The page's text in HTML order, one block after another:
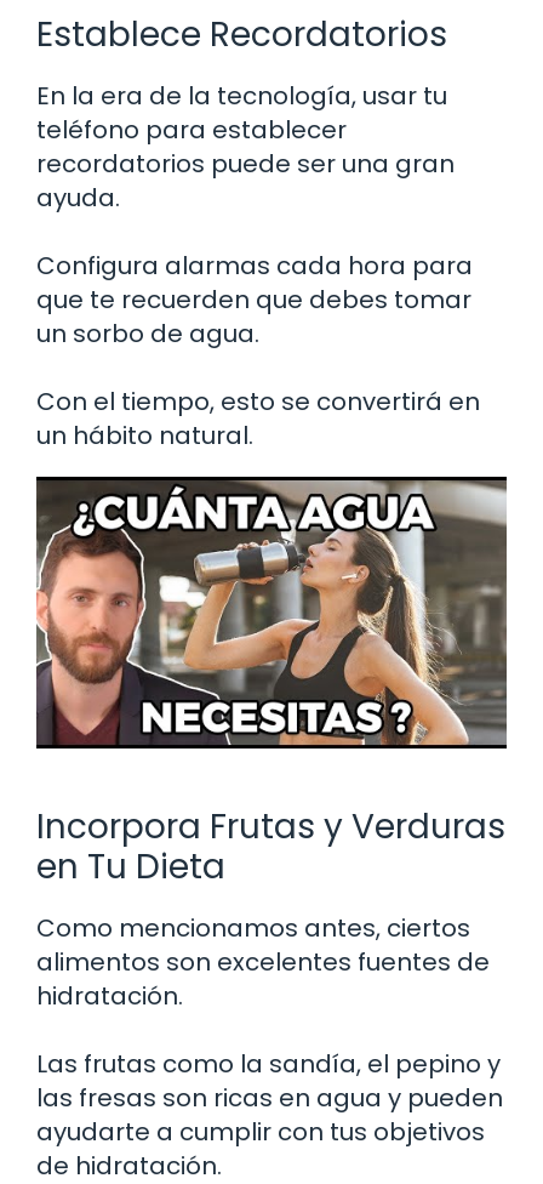
Establece Recordatorios
En la era de la tecnología, usar tu
teléfono para establecer
recordatorios puede ser una gran
ayuda.
Configura alarmas cada hora para
que te recuerden que debes tomar
un sorbo de agua.
Con el tiempo, esto se convertirá en
un hábito natural.
Incorpora Frutas y Verduras
en Tu Dieta
Como mencionamos antes, ciertos
alimentos son excelentes fuentes de
hidratación.
Las frutas como la sandía, el pepino y
las fresas son ricas en agua y pueden
ayudarte a cumplir con tus objetivos
de hidratación.